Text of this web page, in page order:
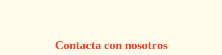
Contacta con nosotros